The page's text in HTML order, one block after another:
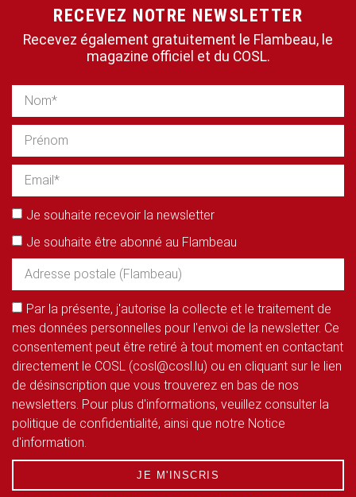
RECEVEZ NOTRE NEWSLETTER
Recevez également gratuitement le Flambeau, le
magazine officiel et du COSL.
Je souhaite recevoir la newsletter
Je souhaite être abonné au Flambeau
Par la présente, j'autorise la collecte et le traitement de
mes données personnelles pour l'envoi de la newsletter. Ce
consentement peut être retiré à tout moment en contactant
directement le COSL (cosl@cosl.lu) ou en cliquant sur le lien
de désinscription que vous trouverez en bas de nos
newsletters. Pour plus d'informations, veuillez consulter la
politique de confidentialité, ainsi que notre Notice
d'information.
JE M'INSCRIS